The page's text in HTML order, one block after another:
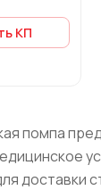
КП
помпа
доставки